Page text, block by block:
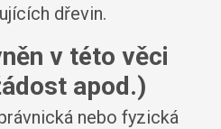
dřevin.
v této věci
apod.)
nebo fyzická